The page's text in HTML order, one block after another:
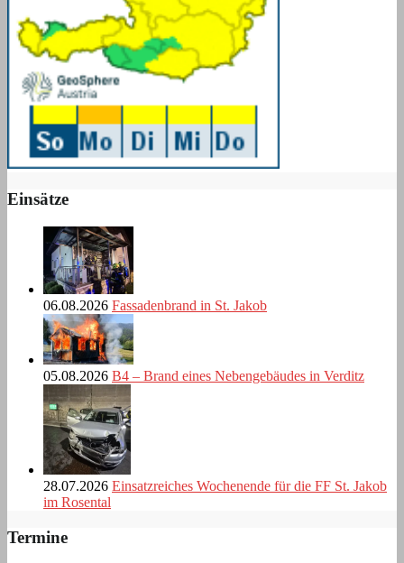
Einsätze
06.08.2026 Fassadenbrand in St. Jakob
05.08.2026 B4 – Brand eines Nebengebäudes in Verditz
28.07.2026 Einsatzreiches Wochenende für die FF St. Jakob
im Rosental
Termine